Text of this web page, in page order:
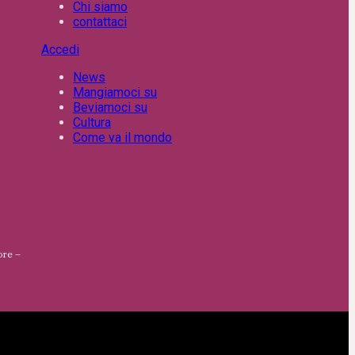
Chi siamo
contattaci
Accedi
News
Mangiamoci su
Beviamoci su
Cultura
Come va il mondo
–